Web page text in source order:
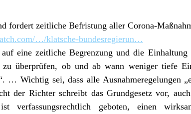
fordert zeitliche Befristung aller Corona-
…/klatsche-bundesregierun…
eine zeitliche Begrenzung und die
überprüfen, ob und ab wann weniger tiefe
… Wichtig sei, dass alle Ausnahmeregelungen
der Richter schreibt das Grundgesetz vor,
verfassungsrechtlich geboten, einen